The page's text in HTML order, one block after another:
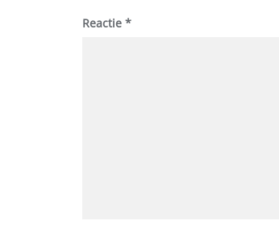
Reactie *